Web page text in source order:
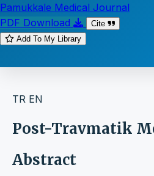
Pamukkale Medical Journal
PDF Download
Cite
Add To My Library
TR EN
Post-Travmatik
Abstract